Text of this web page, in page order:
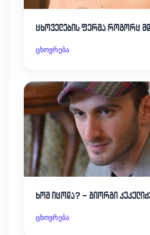
ცხოველების ფერმა როგორც
ცხოვრება
ხომ იცოდა? – გიორგი
ცხოვრება